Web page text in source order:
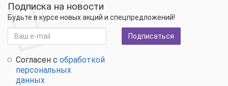
Подписка на новости
Будьте в курсе новых акций и спецпредложений!
Согласен с обработкой
персональных
данных
Подписаться